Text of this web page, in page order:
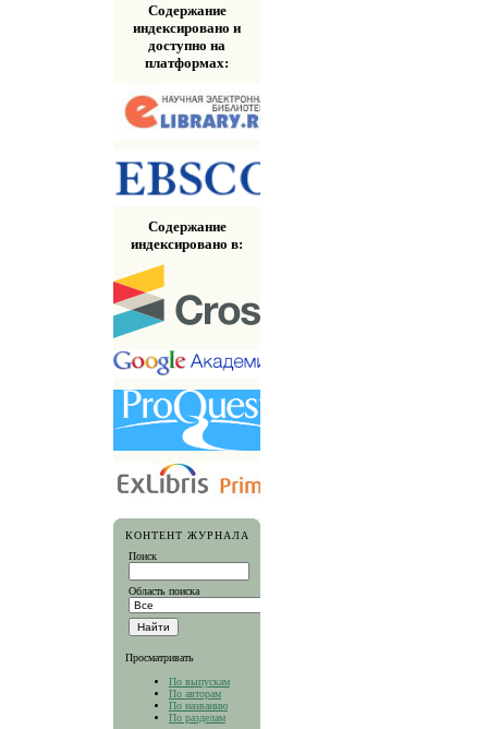
Содержание
индексировано и
доступно на
платформах:
Содержание
индексировано в:
КОНТЕНТ ЖУРНАЛА
Поиск
Область поиска
Просматривать
По выпускам
По авторам
По названию
По разделам